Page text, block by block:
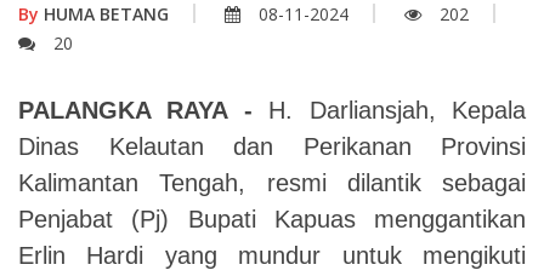
By HUMA BETANG 08-11-2024
202
20
PALANGKA RAYA - H. Darliansjah, Kepala
Dinas Kelautan dan Perikanan Provinsi
Kalimantan Tengah, resmi dilantik sebagai
Penjabat (Pj) Bupati Kapuas menggantikan
Erlin Hardi yang mundur untuk mengikuti